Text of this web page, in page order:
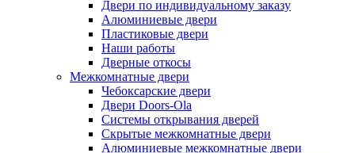
Двери по индивидуальному заказу
Алюминиевые двери
Пластиковые двери
Наши работы
Дверные откосы
Межкомнатные двери
Чебоксарские двери
Двери Doors-Ola
Системы открывания дверей
Скрытые межкомнатные двери
Алюминиевые межкомнатные двери